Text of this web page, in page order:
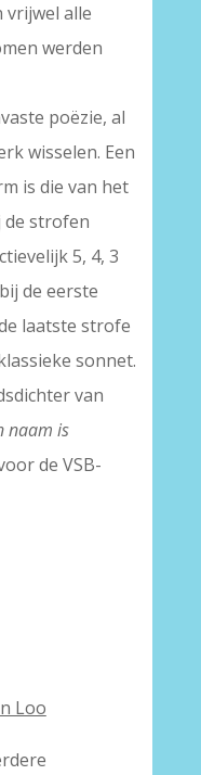
vrijwel alle
werden
poëzie, al
wisselen. Een
is die van het
de strofen
5, 4, 3
de eerste
laatste strofe
sonnet.
van
naam is
de VSB-
Loo